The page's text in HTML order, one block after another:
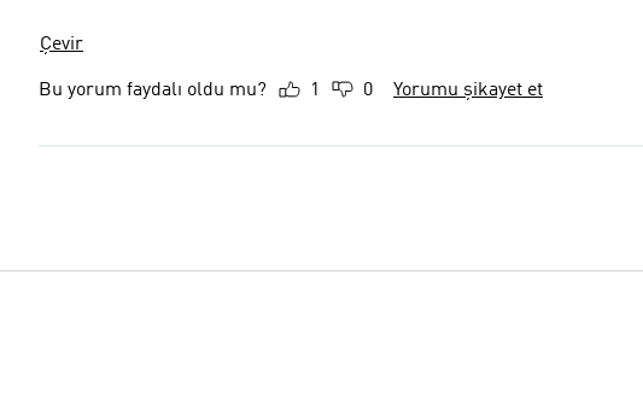
Çevir
Bu yorum faydalı oldu mu? 1 0 Yorumu şikayet et